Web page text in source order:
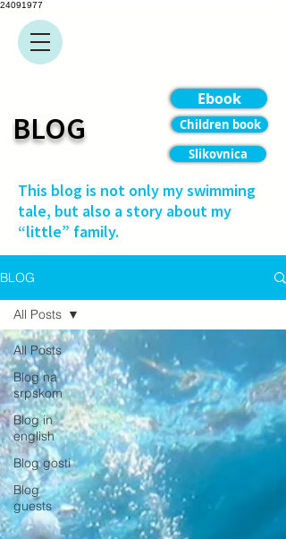
24091977
BLOG Children book
Ebook
Slikovnica
This blog is not only my swimming
tale, but also a story about my
“little” family.
BLOG
All Posts
Blog na
srpskom
Blog in
english
Blog gosti
Blog
guests
All Posts